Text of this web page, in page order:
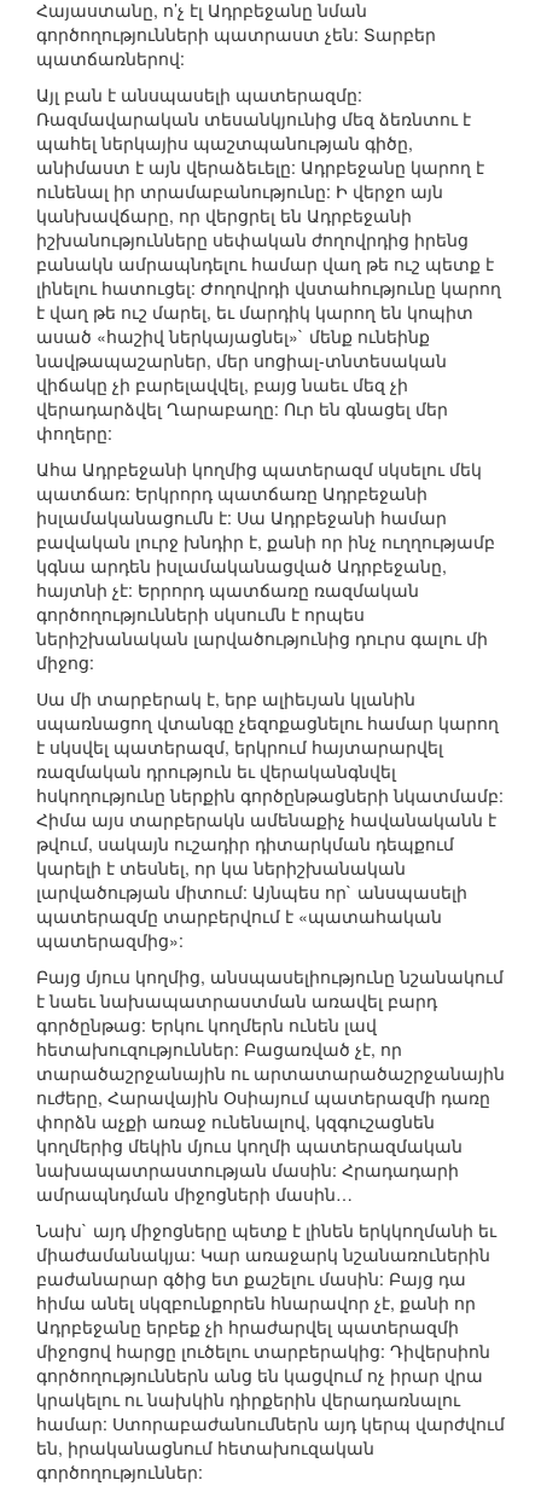
Հայաստանը, ո’չ էլ Ադրբեջանը նման
գործողությունների պատրաստ չեն: Տարբեր
պատճառներով:
Այլ բան է անսպասելի պատերազմը:
Ռազմավարական տեսանկյունից մեզ ձեռնտու է
պահել ներկայիս պաշտպանության գիծը,
անիմաստ է այն վերաձեւելը: Ադրբեջանը կարող է
ունենալ իր տրամաբանությունը: Ի վերջո այն
կանխավճարը, որ վերցրել են Ադրբեջանի
իշխանությունները սեփական ժողովրդից իրենց
բանակն ամրապնդելու համար վաղ թե ուշ պետք է
լինելու հատուցել: Ժողովրդի վստահությունը կարող
է վաղ թե ուշ մարել, եւ մարդիկ կարող են կոպիտ
ասած «հաշիվ ներկայացնել»` մենք ունեինք
նավթապաշարներ, մեր սոցիալ-տնտեսական
վիճակը չի բարելավվել, բայց նաեւ մեզ չի
վերադարձվել Ղարաբաղը: Ուր են գնացել մեր
փողերը:
Ահա Ադրբեջանի կողմից պատերազմ սկսելու մեկ
պատճառ: Երկրորդ պատճառը Ադրբեջանի
իսլամականացումն է: Սա Ադրբեջանի համար
բավական լուրջ խնդիր է, քանի որ ինչ ուղղությամբ
կգնա արդեն իսլամականացված Ադրբեջանը,
հայտնի չէ: Երրորդ պատճառը ռազմական
գործողությունների սկսումն է որպես
ներիշխանական լարվածությունից դուրս գալու մի
միջոց:
Սա մի տարբերակ է, երբ ալիեւյան կլանին
սպառնացող վտանգը չեզոքացնելու համար կարող
է սկսվել պատերազմ, երկրում հայտարարվել
ռազմական դրություն եւ վերականգնվել
հսկողությունը ներքին գործընթացների նկատմամբ:
Հիմա այս տարբերակն ամենաքիչ հավանականն է
թվում, սակայն ուշադիր դիտարկման դեպքում
կարելի է տեսնել, որ կա ներիշխանական
լարվածության միտում: Այնպես որ` անսպասելի
պատերազմը տարբերվում է «պատահական
պատերազմից»:
Բայց մյուս կողմից, անսպասելիությունը նշանակում
է նաեւ նախապատրաստման առավել բարդ
գործընթաց: Երկու կողմերն ունեն լավ
հետախուզություններ: Բացառված չէ, որ
տարածաշրջանային ու արտատարածաշրջանային
ուժերը, Հարավային Օսիայում պատերազմի դառը
փորձն աչքի առաջ ունենալով, կզգուշացնեն
կողմերից մեկին մյուս կողմի պատերազմական
նախապատրաստության մասին: Հրադադարի
ամրապնդման միջոցների մասին…
Նախ` այդ միջոցները պետք է լինեն երկկողմանի եւ
միաժամանակյա: Կար առաջարկ նշանառուներին
բաժանարար գծից ետ քաշելու մասին: Բայց դա
հիմա անել սկզբունքորեն հնարավոր չէ, քանի որ
Ադրբեջանը երբեք չի հրաժարվել պատերազմի
միջոցով հարցը լուծելու տարբերակից: Դիվերսիոն
գործողություններն անց են կացվում ոչ իրար վրա
կրակելու ու նախկին դիրքերին վերադառնալու
համար: Ստորաբաժանումներն այդ կերպ վարժվում
են, իրականացնում հետախուզական
գործողություններ: